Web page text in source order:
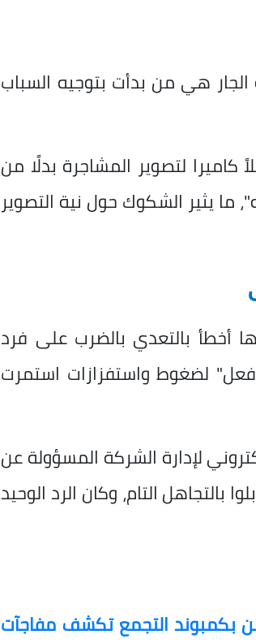
هي من بدأت بتوجيه السباب
كاميرا لتصوير المشاجرة بدلًا من
ما يثير الشكوك حول نية التصوير
أخطأ بالتعدي بالضرب على فرد
لضغوط واستفزازات استمرت
لإدارة الشركة المسؤولة عن
التام، وكان الرد الوحيد
بكمبوند التجمع تكشف مفاجآت